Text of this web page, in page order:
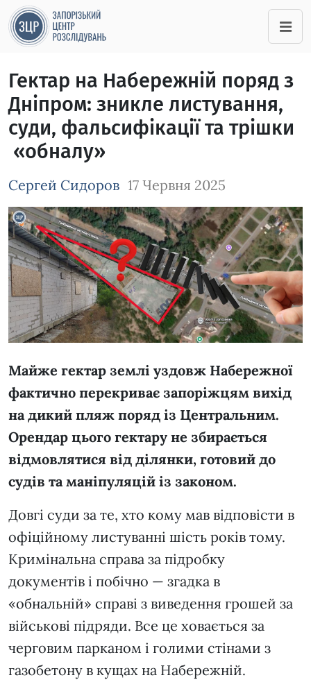
Гектар на Набережній поряд з
Дніпром: зникле листування,
суди, фальсифікації та трішки
«обналу»
Сергей Сидоров 17 Червня 2025
Зображення завантажується
Майже гектар землі уздовж Набережної
фактично перекриває запоріжцям вихід
на дикий пляж поряд із Центральним.
Орендар цього гектару не збирається
відмовлятися від ділянки, готовий до
судів та маніпуляцій із законом.
Довгі суди за те, хто кому мав відповісти в
офіційному листуванні шість років тому.
Кримінальна справа за підробку
документів і побічно — згадка в
«обнальній» справі з виведення грошей за
військові підряди. Все це ховається за
черговим парканом і голими стінами з
газобетону в кущах на Набережній.